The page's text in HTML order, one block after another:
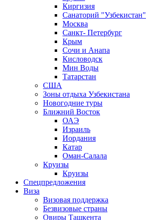
Киргизия
Санаторий "Узбекистан"
Москва
Санкт- Петербург
Крым
Сочи и Анапа
Кисловодск
Мин Воды
Татарстан
США
Зоны отдыха Узбекистана
Новогодние туры
Ближний Восток
ОАЭ
Израиль
Иордания
Катар
Оман-Салала
Круизы
Круизы
Спецпредложения
Виза
Визовая поддержка
Безвизовые страны
Овиры Ташкента